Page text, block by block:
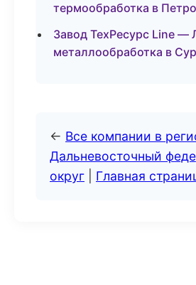
термообработка в
Завод ТехРесурс Line —
металлообработка в
← Все компании в
Дальневосточный
округ
Главная